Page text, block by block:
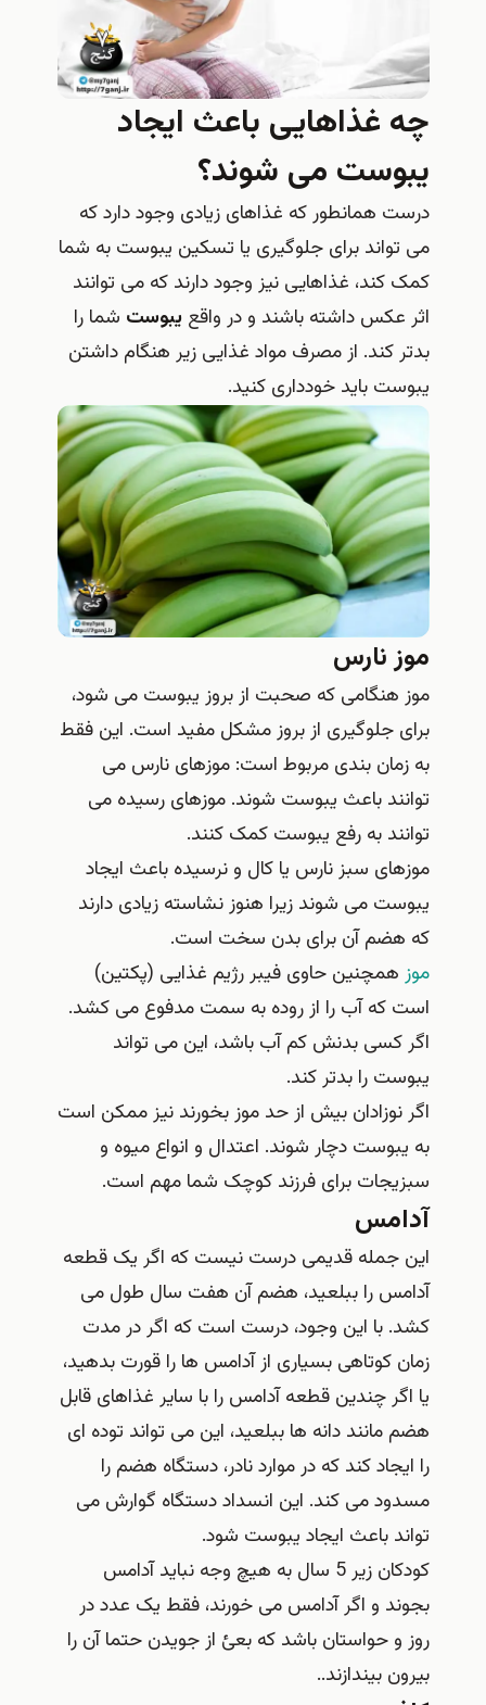
چه غذاهایی باعث ایجاد
یبوست می شوند؟
درست همانطور که غذاهای زیادی وجود دارد که
می تواند برای جلوگیری یا تسکین یبوست به شما
کمک کند، غذاهایی نیز وجود دارند که می توانند
اثر عکس داشته باشند و در واقعیبوست شما را
بدتر کند. از مصرف مواد غذایی زیر هنگام داشتن
یبوست باید خودداری کنید.
موز نارس
موز هنگامی که صحبت از بروز یبوست می شود،
برای جلوگیری از بروز مشکل مفید است. این فقط
به زمان بندی مربوط است: موزهای نارس می
توانند باعث یبوست شوند. موزهای رسیده می
توانند به رفع یبوست کمک کنند.
موزهای سبز نارس یا کال و نرسیده باعث ایجاد
یبوست می شوند زیرا هنوز نشاسته زیادی دارند
که هضم آن برای بدن سخت است.
موز همچنین حاوی فیبر رژیم غذایی (پکتین)
است که آب را از روده به سمت مدفوع می کشد.
اگر کسی بدنش کم آب باشد، این می تواند
یبوست را بدتر کند.
اگر نوزادان بیش از حد موز بخورند نیز ممکن است
به یبوست دچار شوند. اعتدال و انواع میوه و
سبزیجات برای فرزند کوچک شما مهم است.
آدامس
این جمله قدیمی درست نیست که اگر یک قطعه
آدامس را ببلعید، هضم آن هفت سال طول می
کشد. با این وجود، درست است که اگر در مدت
زمان کوتاهی بسیاری از آدامس ها را قورت بدهید،
یا اگر چندین قطعه آدامس را با سایر غذاهای قابل
هضم مانند دانه ها ببلعید، این می تواند توده ای
را ایجاد کند که در موارد نادر، دستگاه هضم را
مسدود می کند. این انسداد دستگاه گوارش می
تواند باعث ایجاد یبوست شود.
کودکان زیر 5 سال به هیچ وجه نباید آدامس
بجوند و اگر آدامس می خورند، فقط یک عدد در
روز و حواستان باشد که بعئ از جویدن حتما آن را
بیرون بیندازند..